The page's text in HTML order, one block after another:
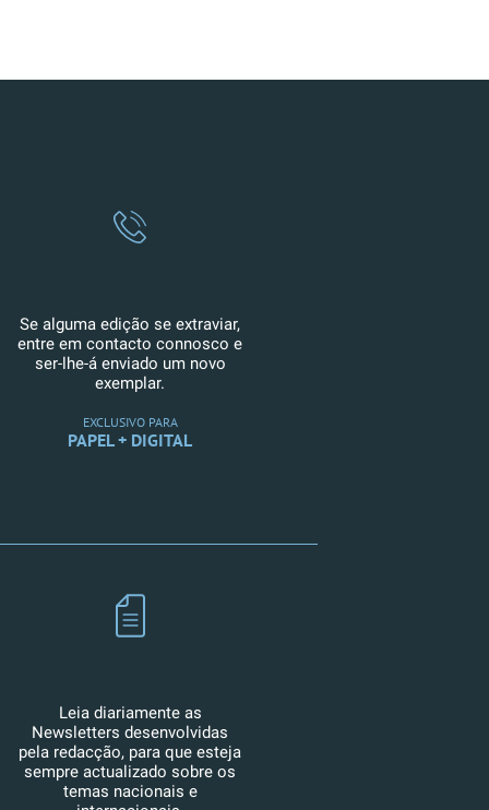
Se alguma edição se extraviar,
entre em contacto connosco e
ser-lhe-á enviado um novo
exemplar.
EXCLUSIVO PARA
PAPEL + DIGITAL
Leia diariamente as
Newsletters desenvolvidas
pela redacção, para que esteja
sempre actualizado sobre os
temas nacionais e